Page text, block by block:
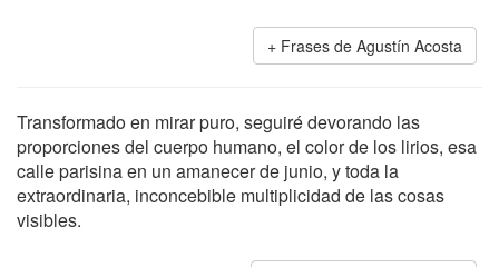
Frases de Agustín Acosta
Transformado en mirar puro, seguiré devorando las
proporciones del cuerpo humano, el color de los lirios, esa
calle parisina en un amanecer de junio, y toda la
extraordinaria, inconcebible multiplicidad de las cosas
visibles.